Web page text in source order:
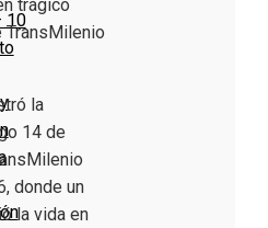
10
la
14 de
donde un
la vida en